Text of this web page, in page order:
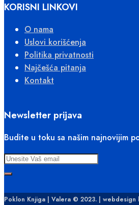
KORISNI LINKOVI
O nama
Uslovi korišćenja
Politika privatnosti
Najčešća pitanja
Kontakt
Newsletter prijava
Budite u toku sa našim najnovijim
Poklon Knjiga | Valera © 2023. | webdesign